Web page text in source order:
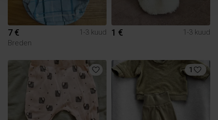
7 €
1-3 kuud
Breden
1 € 1-3 kuud
1